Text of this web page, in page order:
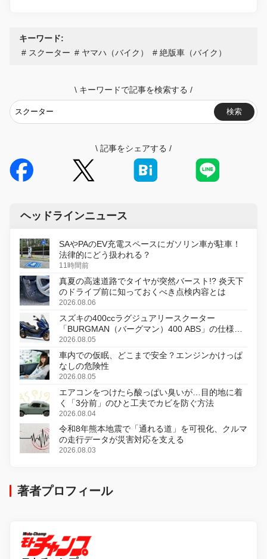
キーワード:
スクーター
ヤマハ（バイク） 絶版車（バイク）
\ キーワードで記事を検索する /
検索
\ 記事をシェアする /
ヘッドラインニュース
SAやPAのEV充電スペースにガソリン車が駐車！
法律的にどう扱われる？
11時間前
真夏の高速道路でタイヤが突然バースト!? 炎天下
のドライブ前に知っておくべき点検内容とは
2026.08.06
スズキの400ccラグジュアリースクーター
「BURGMAN（バーグマン）400 ABS」の仕様を
変更し、8月18日に発売
2026.08.05
車内での仮眠、どこまで安全？エンジンかけっぱ
なしの危険性
2026.08.05
エアコンをつけたら酸っぱい臭いが…目的地に着
く「3分前」のひと工夫でカビを防ぐ方法
2026.08.04
令和8年熊本地震で「通れる道」を可視化、クルマ
の走行データが災害対応を支える
2026.08.03
著者プロフィール